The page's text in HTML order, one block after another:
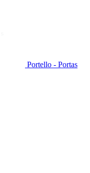
Portello - Portas